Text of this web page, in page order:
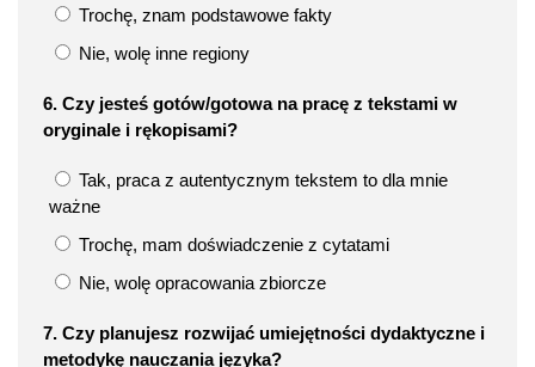
Trochę, znam podstawowe fakty
Nie, wolę inne regiony
6. Czy jesteś gotów/gotowa na pracę z tekstami w
oryginale i rękopisami?
Tak, praca z autentycznym tekstem to dla mnie
ważne
Trochę, mam doświadczenie z cytatami
Nie, wolę opracowania zbiorcze
7. Czy planujesz rozwijać umiejętności dydaktyczne i
metodykę nauczania języka?